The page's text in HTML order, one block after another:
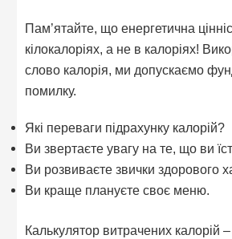
Пам’ятайте, що енергетична
кілокалоріях, а не в калоріях!
слово калорія, ми допускаємо
помилку.
Які переваги підрахунку калорій?
Ви звертаєте увагу на те, що ви
Ви розвиваєте звички здорового
Ви краще плануєте своє меню.
Калькулятор витрачених калорій